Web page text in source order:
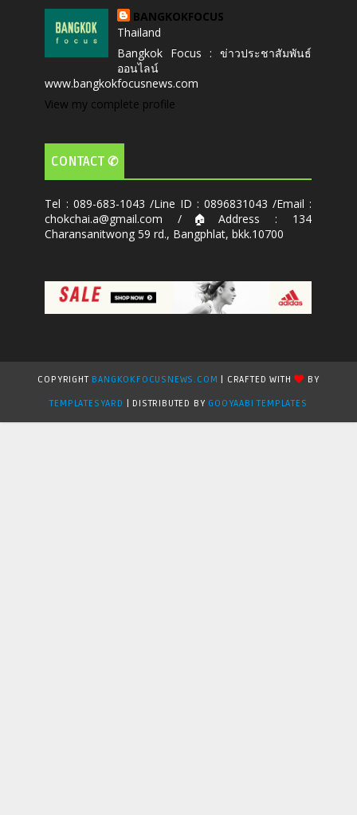
BANGKOKFOCUS
Thailand
Bangkok Focus : ข่าวประชาสัมพันธ์
ออนไลน์
www.bangkokfocusnews.com
View my complete profile
CONTACT ✆
Tel : 089-683-1043 /Line ID : 0896831043 /Email :
chokchai.a@gmail.com /🏠Address : 134
Charansanitwong 59 rd., Bangphlat, bkk.10700
COPYRIGHT BANGKOKFOCUSNEWS.COM | CRAFTED WITH
BY
TEMPLATESYARD
| DISTRIBUTED BY GOOYAABI TEMPLATES